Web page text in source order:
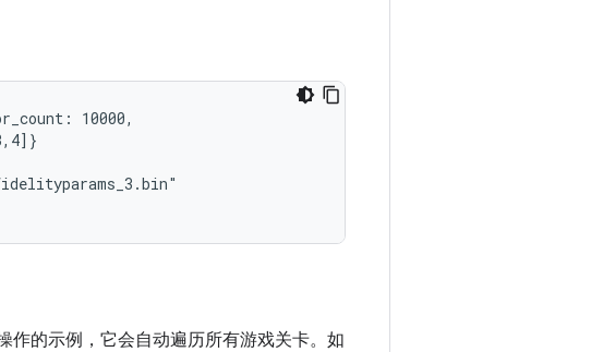
10000,
作的示例，它会自动遍历所有游戏关卡。如